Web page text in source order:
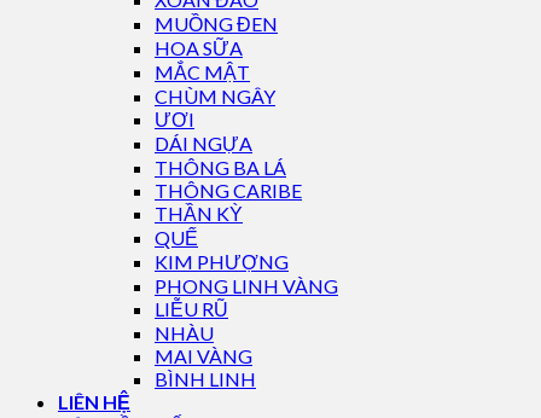
MUỒNG ĐEN
HOA SỮA
MẮC MẬT
CHÙM NGÂY
ƯƠI
DÁI NGỰA
THÔNG BA LÁ
THÔNG CARIBE
THẦN KỲ
QUẾ
KIM PHƯỢNG
PHONG LINH VÀNG
LIỄU RŨ
NHÀU
MAI VÀNG
BÌNH LINH
LIÊN HỆ